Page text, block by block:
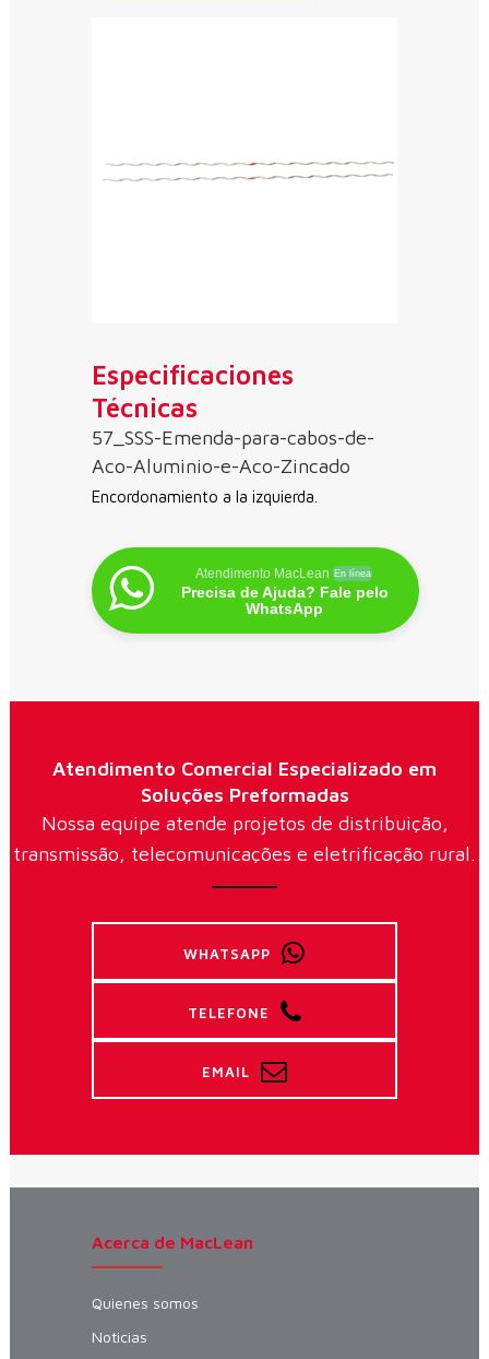
Especificaciones
Técnicas
57_SSS-Emenda-para-cabos-de-
Aco-Aluminio-e-Aco-Zincado
Encordonamiento a la izquierda.
Atendimento MacLean En línea
Precisa de Ajuda? Fale pelo
WhatsApp
Atendimento Comercial Especializado em
Soluções Preformadas
Nossa equipe atende projetos de distribuição,
transmissão, telecomunicações e eletrificação rural.
WHATSAPP
TELEFONE
EMAIL
Acerca de MacLean
Quienes somos
Noticias